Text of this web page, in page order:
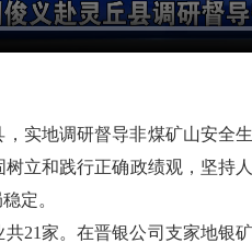
实地调研督导非煤矿山安
立和践行正确政绩观，坚持
定。
21家。在晋银公司支家地